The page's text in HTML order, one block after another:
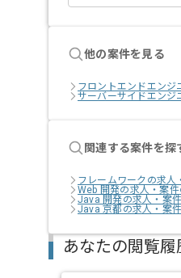
他の案件を見る
フロントエンドエンジ
サーバーサイドエンジ
関連する案件を探
フレームワークの求人
Web 開発の求人・案
Java 開発の求人・案
Java 京都の求人・案
あなたの閲覧履